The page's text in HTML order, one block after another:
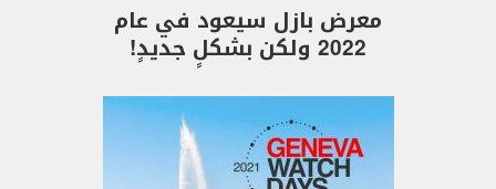
معرض بازل سيعود في عام
2022 ولكن بشكلٍ جديدٍ!